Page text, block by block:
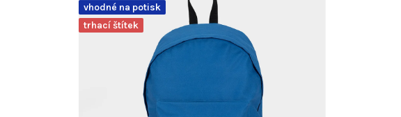
vhodné na potisk
trhací štítek